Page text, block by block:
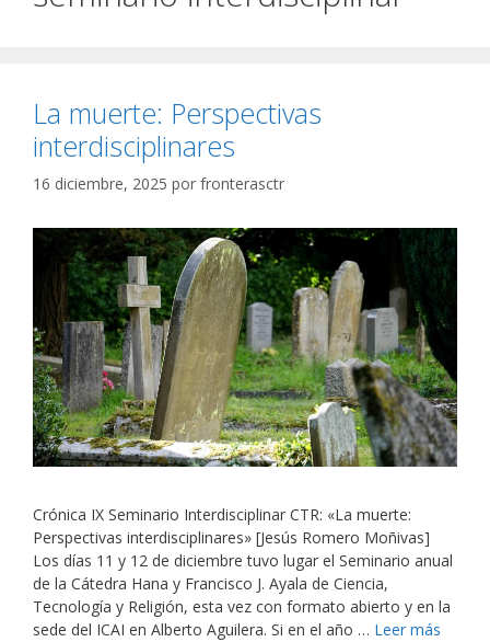
La muerte: Perspectivas
interdisciplinares
16 diciembre, 2025 por fronterasctr
Crónica IX Seminario Interdisciplinar CTR: «La muerte:
Perspectivas interdisciplinares» [Jesús Romero Moñivas]
Los días 11 y 12 de diciembre tuvo lugar el Seminario anual
de la Cátedra Hana y Francisco J. Ayala de Ciencia,
Tecnología y Religión, esta vez con formato abierto y en la
sede del ICAI en Alberto Aguilera. Si en el año … Leer más